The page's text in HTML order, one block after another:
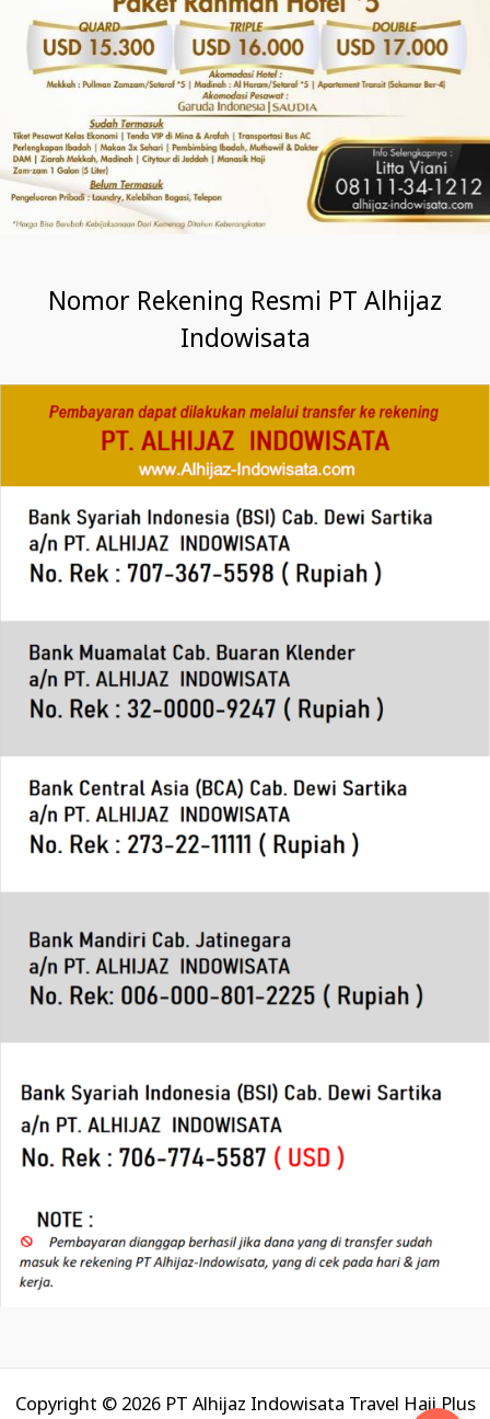
Nomor Rekening Resmi PT Alhijaz
Indowisata
Copyright © 2026 PT Alhijaz Indowisata Travel Haji Plus